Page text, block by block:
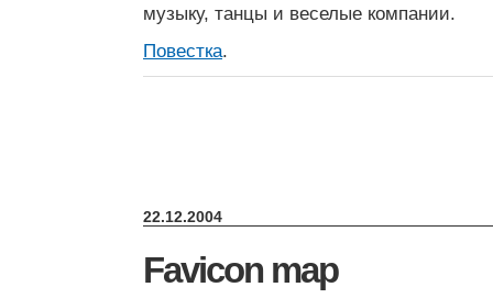
музыку, танцы и веселые компании.
Повестка.
22.12.2004
Favicon map